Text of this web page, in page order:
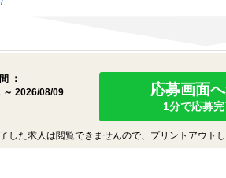
：
～ 2026/08/09
応募画面
1分で応募
した求人は閲覧できませんので、プリントアウトし